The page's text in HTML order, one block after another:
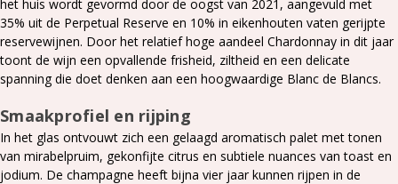
het huis wordt gevormd door de oogst van 2021, aangevuld met
35% uit de Perpetual Reserve en 10% in eikenhouten vaten gerijpte
reservewijnen. Door het relatief hoge aandeel Chardonnay in dit jaar
toont de wijn een opvallende frisheid, ziltheid en een delicate
spanning die doet denken aan een hoogwaardige Blanc de Blancs.
Smaakprofiel en rijping
In het glas ontvouwt zich een gelaagd aromatisch palet met tonen
van mirabelpruim, gekonfijte citrus en subtiele nuances van toast en
jodium. De champagne heeft bijna vier jaar kunnen rijpen in de